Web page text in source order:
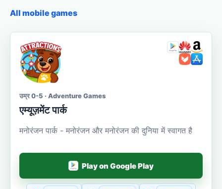
All mobile games
उम्र 0-5 · Adventure Games
एम्यूज़मेंट पार्क
मनोरंजन पार्क - मनोरंजन और मनोरंजन की दुनिया में स्वागत है
Play on Google Play